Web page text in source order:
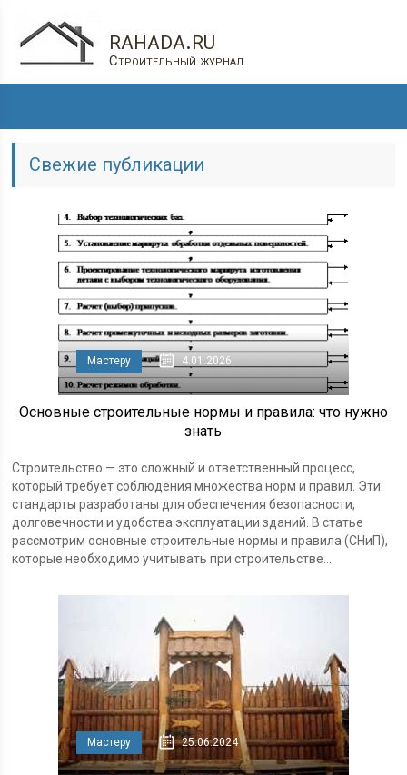
rahada.ru
Строительный журнал
Свежие публикации
Мастеру 4.01.2026
Основные строительные нормы и правила: что нужно
знать
Строительство — это сложный и ответственный процесс,
который требует соблюдения множества норм и правил. Эти
стандарты разработаны для обеспечения безопасности,
долговечности и удобства эксплуатации зданий. В статье
рассмотрим основные строительные нормы и правила (СНиП),
которые необходимо учитывать при строительстве...
Мастеру 25.06.2024